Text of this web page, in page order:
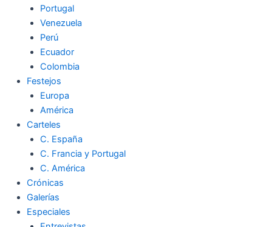
Portugal
Venezuela
Perú
Ecuador
Colombia
Festejos
Europa
América
Carteles
C. España
C. Francia y Portugal
C. América
Crónicas
Galerías
Especiales